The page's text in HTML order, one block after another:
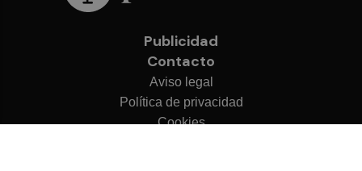
Publicidad
Contacto
Aviso legal
Política de privacidad
Cookies